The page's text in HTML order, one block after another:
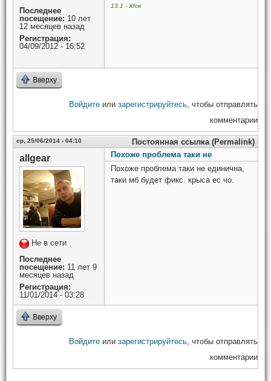
Последнее
посещение: 10 лет
12 месяцев назад
Регистрация:
04/09/2012 - 16:52
13.1 - Xfce
Вверху
Войдите или зарегистрируйтесь, чтобы отправлять
комментарии
ср, 25/06/2014 - 04:10 Постоянная ссылка (Permalink)
allgear
Не в сети
Последнее
посещение: 11 лет 9
месяцев назад
Регистрация:
11/01/2014 - 03:28
Похоже проблема таки не
Похоже проблема таки не единична,
таки мб будет фикс. крыса ес чо.
Вверху
Войдите или зарегистрируйтесь, чтобы отправлять
комментарии